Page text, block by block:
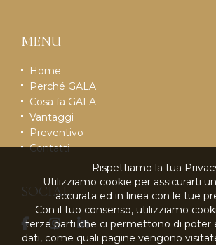
MENU
Home
Perché GALA
Cosa fa GALA
Vantaggi
Preventivo
Contatti
SOCIAL
Rispettiamo la tua
Utilizziamo cookie per assicurarti
accurata ed in linea con le tue
Con il tuo consenso, utilizziamo
terze parti che ci permettono di poter
dati, come quali pagine vengono